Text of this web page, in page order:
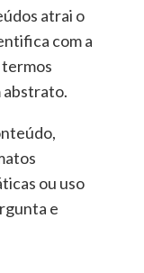
atrai o
com a
abstrato.
ou uso
e